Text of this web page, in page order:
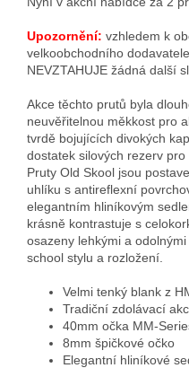
Upozornění: vzhledem k
velkoobchodního
NEVZTAHUJE žádná další
Akce těchto prutů byla
neuvěřitelnou měkkost pro
tvrdě bojujících divokých
dostatek silových rezerv
Pruty Old Skool jsou
uhlíku s antireflexní
elegantním hliníkovým
krásně kontrastuje s
osazeny lehkými a
school stylu a rozložení.
Velmi tenký blank z
Tradiční zdolávací
40mm očka MM-
8mm špičkové očko
Elegantní hliníkové